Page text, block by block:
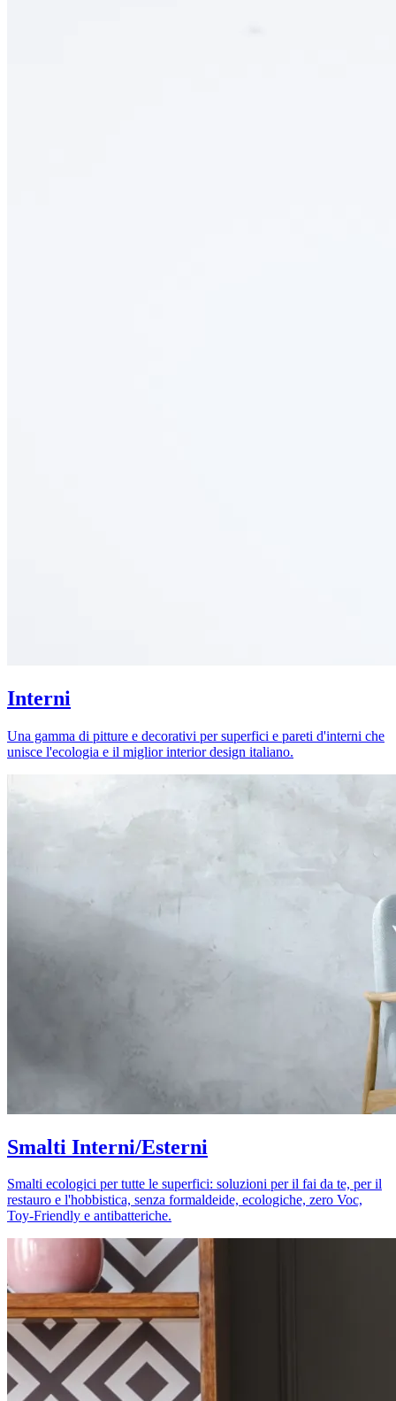
Interni
Una gamma di pitture e decorativi per superfici e pareti d'interni che
unisce l'ecologia e il miglior interior design italiano.
Smalti Interni/Esterni
Smalti ecologici per tutte le superfici: soluzioni per il fai da te, per il
restauro e l'hobbistica, senza formaldeide, ecologiche, zero Voc,
Toy-Friendly e antibatteriche.